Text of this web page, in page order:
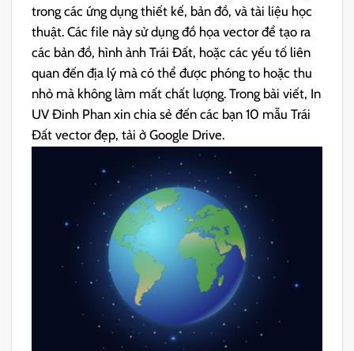
trong các ứng dụng thiết kế, bản đồ, và tài liệu học
thuật. Các file này sử dụng đồ họa vector để tạo ra
các bản đồ, hình ảnh Trái Đất, hoặc các yếu tố liên
quan đến địa lý mà có thể được phóng to hoặc thu
nhỏ mà không làm mất chất lượng. Trong bài viết, In
UV Đinh Phan xin chia sẻ đến các bạn 10 mẫu Trái
Đất vector đẹp, tải ở Google Drive.